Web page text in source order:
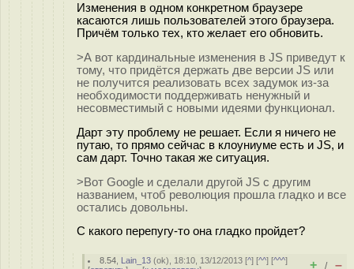
Изменения в одном конкретном браузере
касаются лишь пользователей этого браузера.
Причём только тех, кто желает его обновить.
>А вот кардинальные изменения в JS приведут к
тому, что придётся держать две версии JS или
не получится реализовать всех задумок из-за
необходимости поддерживать ненужный и
несовместимый с новыми идеями функционал.
Дарт эту проблему не решает. Если я ничего не
путаю, то прямо сейчас в клоуниуме есть и JS, и
сам дарт. Точно такая же ситуация.
>Вот Google и сделали другой JS с другим
названием, чтоб революция прошла гладко и все
остались довольны.
С какого перепугу-то она гладко пройдет?
8.54 Lain_13 (ok), 18:10, 13/12/2013 [^] [^^] [^^^]
+ / –